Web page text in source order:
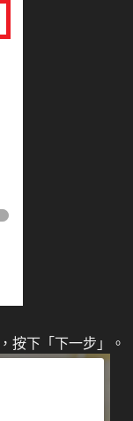
按下「下一步」。